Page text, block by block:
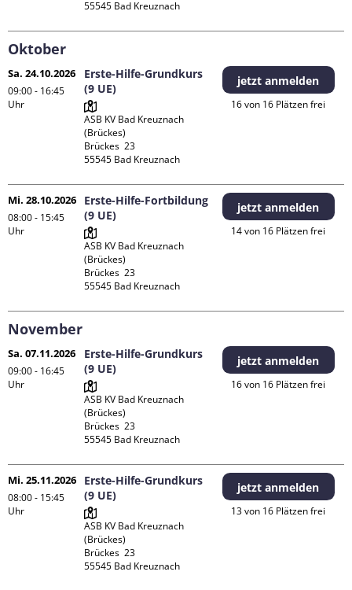
Oktober
Sa. 24.10.2026
09:00 - 16:45
Uhr
Erste-Hilfe-Grundkurs
(9 UE)
ASB KV Bad Kreuznach
(Brückes)
Brückes  23
jetzt anmelden
16 von 16 Plätzen frei
Mi. 28.10.2026
08:00 - 15:45
Uhr
Erste-Hilfe-Fortbildung
(9 UE)
ASB KV Bad Kreuznach
(Brückes)
Brückes  23
jetzt anmelden
14 von 16 Plätzen frei
November
Sa. 07.11.2026
09:00 - 16:45
Uhr
Erste-Hilfe-Grundkurs
(9 UE)
ASB KV Bad Kreuznach
(Brückes)
Brückes  23
jetzt anmelden
16 von 16 Plätzen frei
Mi. 25.11.2026
08:00 - 15:45
Uhr
Erste-Hilfe-Grundkurs
(9 UE)
ASB KV Bad Kreuznach
(Brückes)
Brückes  23
jetzt anmelden
13 von 16 Plätzen frei